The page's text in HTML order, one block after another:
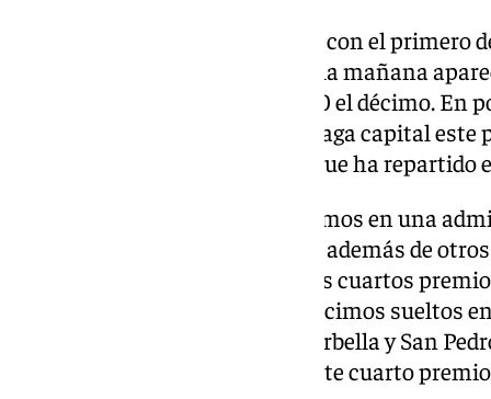
El 77.768 es el décimo premiado con el primero
. Sobre las 9.57 de la mañana
200.000 euros a la serie, 20.000 el décimo. En
cosa y es que solamente en Málaga capital
420.000 euros de los 900.000 que ha repartido
En total, se han vendido 21 décimos en una
en la calle Ayala,78 en la capital además de
Alhóndiga, 6. Este primero de los cuartos
también se han vendido más décimos sueltos
Mar, Alozaina, Las Lagunas, Marbella y San
900.000 euros que ha dejado este cuarto